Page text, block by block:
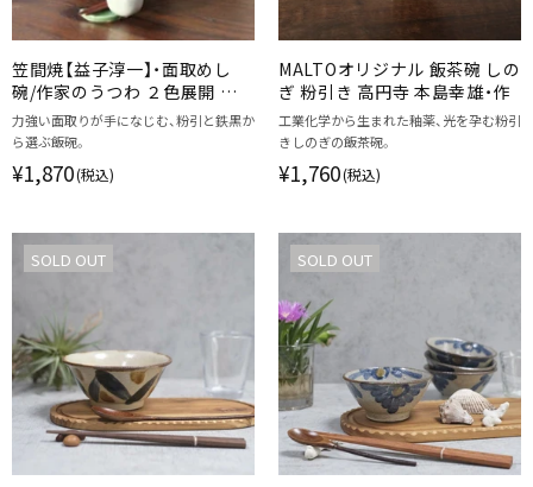
笠間焼【益子淳一】・面取めし
碗/作家のうつわ ２色展開 ご
飯茶碗 和食器
力強い面取りが手になじむ、粉引と鉄黒か
ら選ぶ飯碗。
¥1,870(税込)
MALTOオリジナル 飯茶碗 しの
ぎ 粉引き 高円寺 本島幸雄・作
工業化学から生まれた釉薬、光を孕む粉引
きしのぎの飯茶碗。
¥1,760(税込)
SOLD OUT SOLD OUT